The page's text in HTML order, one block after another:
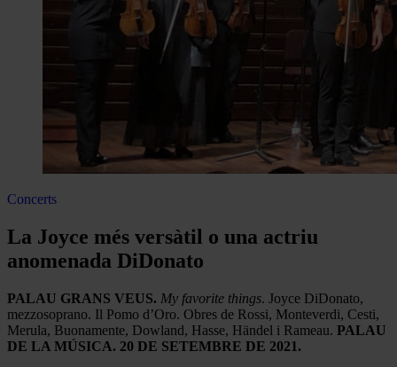
Concerts
La Joyce més versàtil o una actriu
anomenada DiDonato
PALAU GRANS VEUS. My favorite things. Joyce DiDonato,
mezzosoprano. Il Pomo d’Oro. Obres de Rossi, Monteverdi, Cesti,
Merula, Buonamente, Dowland, Hasse, Händel i Rameau. PALAU
DE LA MÚSICA. 20 DE SETEMBRE DE 2021.